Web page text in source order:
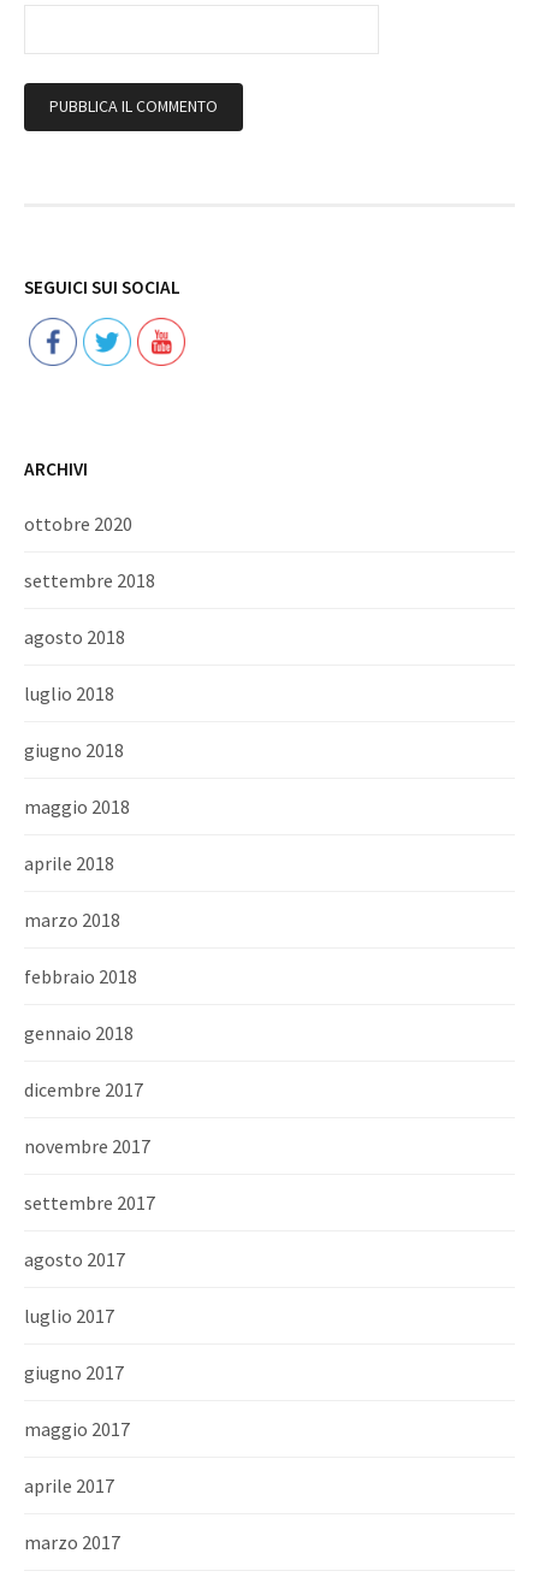
SEGUICI SUI SOCIAL
ARCHIVI
ottobre 2020
settembre 2018
agosto 2018
luglio 2018
giugno 2018
maggio 2018
aprile 2018
marzo 2018
febbraio 2018
gennaio 2018
dicembre 2017
novembre 2017
settembre 2017
agosto 2017
luglio 2017
giugno 2017
maggio 2017
aprile 2017
marzo 2017